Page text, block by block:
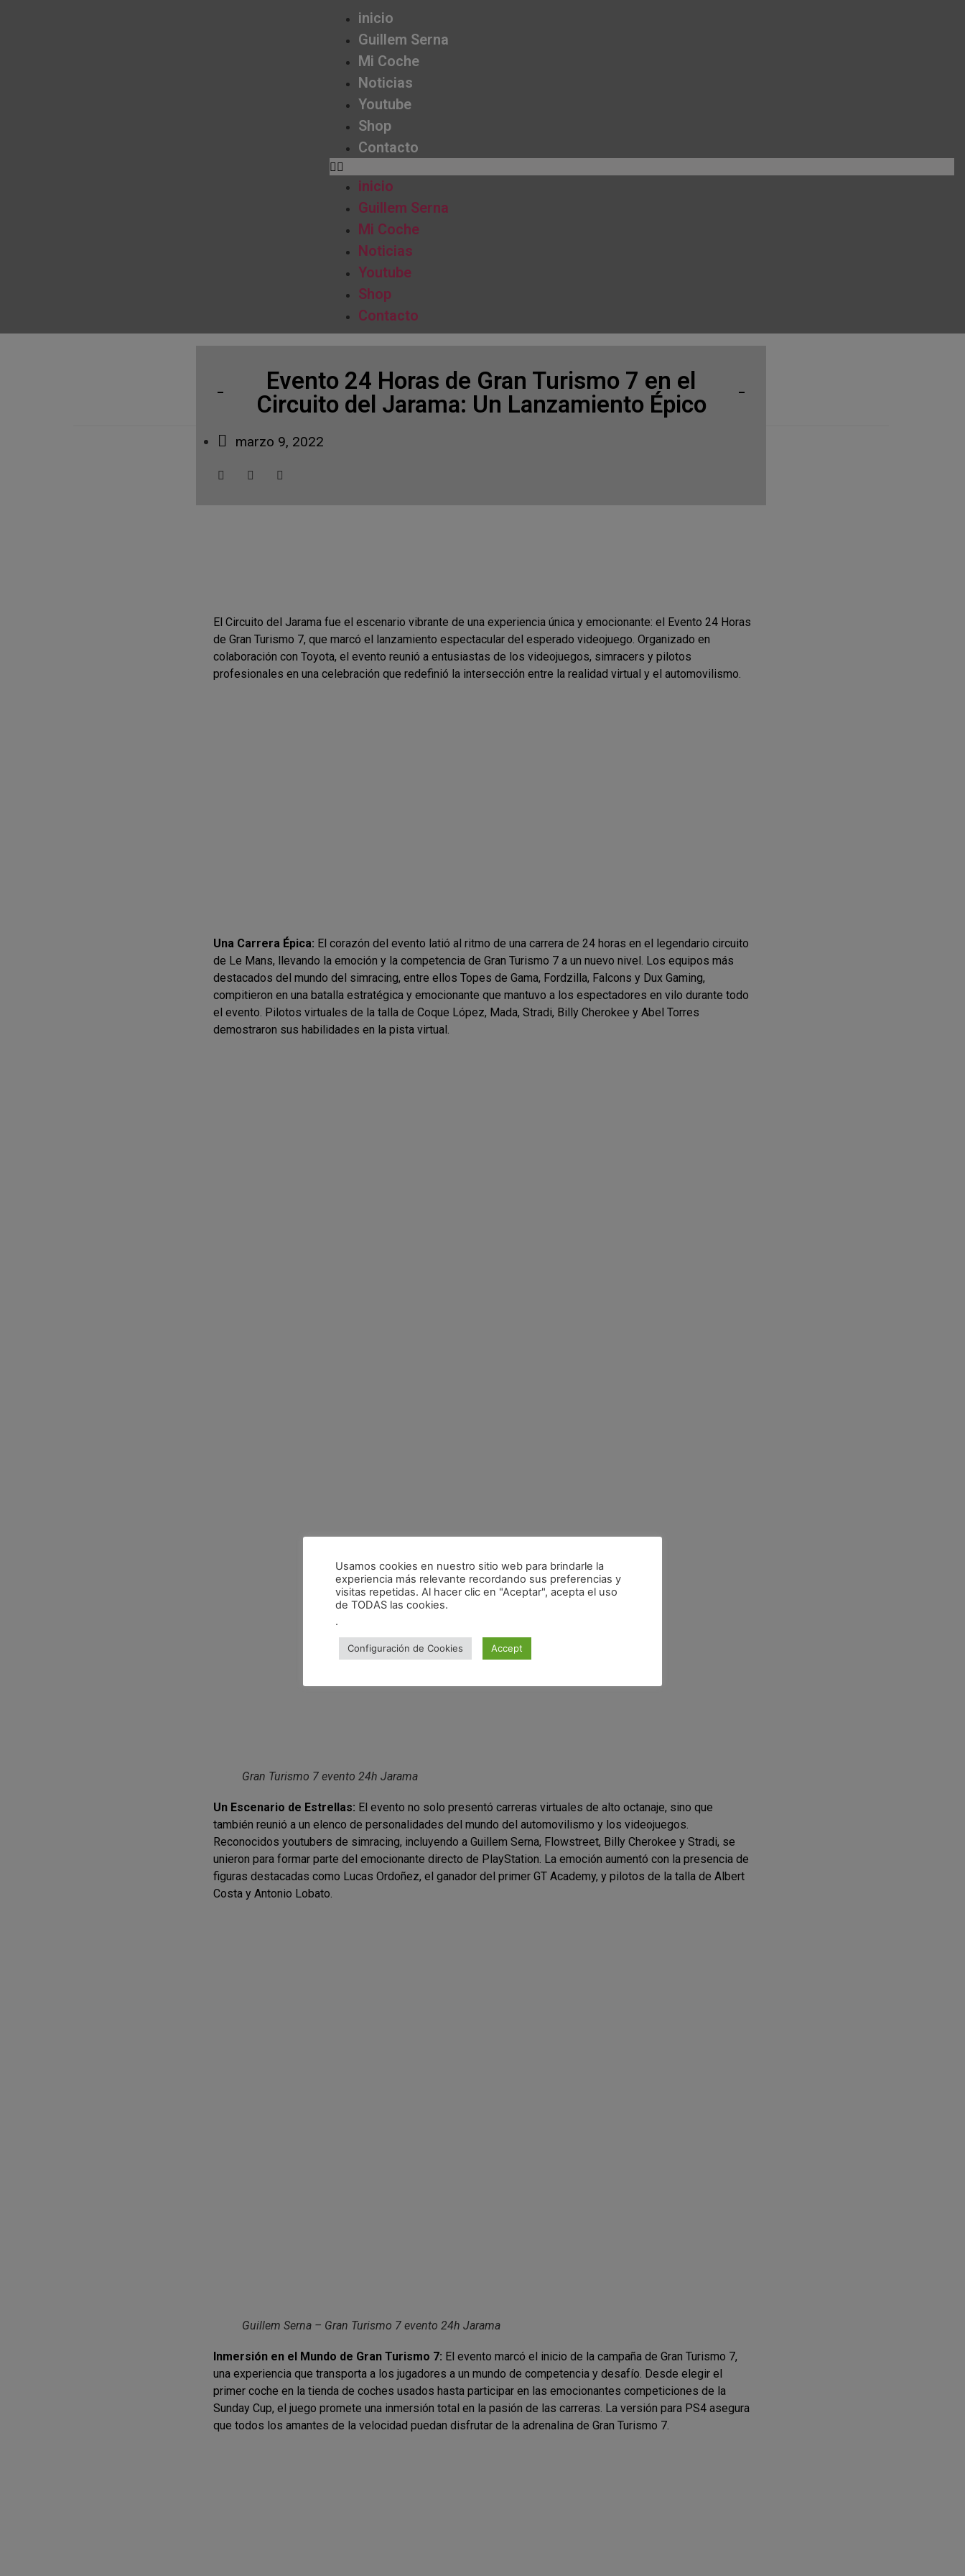
inicio
Guillem Serna
Mi Coche
Noticias
Youtube
Shop
Contacto
inicio
Guillem Serna
Mi Coche
Noticias
Youtube
Shop
Contacto
Evento 24 Horas de Gran Turismo 7 en el
Circuito del Jarama: Un Lanzamiento Épico
marzo 9, 2022
El Circuito del Jarama fue el escenario vibrante de una experiencia única y emocionante: el Evento 24 Horas
de Gran Turismo 7, que marcó el lanzamiento espectacular del esperado videojuego. Organizado en
colaboración con Toyota, el evento reunió a entusiastas de los videojuegos, simracers y pilotos
profesionales en una celebración que redefinió la intersección entre la realidad virtual y el automovilismo.
Una Carrera Épica: El corazón del evento latió al ritmo de una carrera de 24 horas en el legendario circuito
de Le Mans, llevando la emoción y la competencia de Gran Turismo 7 a un nuevo nivel. Los equipos más
destacados del mundo del simracing, entre ellos Topes de Gama, Fordzilla, Falcons y Dux Gaming,
compitieron en una batalla estratégica y emocionante que mantuvo a los espectadores en vilo durante todo
el evento. Pilotos virtuales de la talla de Coque López, Mada, Stradi, Billy Cherokee y Abel Torres
demostraron sus habilidades en la pista virtual.
Gran Turismo 7 evento 24h Jarama
Un Escenario de Estrellas: El evento no solo presentó carreras virtuales de alto octanaje, sino que
también reunió a un elenco de personalidades del mundo del automovilismo y los videojuegos.
Reconocidos youtubers de simracing, incluyendo a Guillem Serna, Flowstreet, Billy Cherokee y Stradi, se
unieron para formar parte del emocionante directo de PlayStation. La emoción aumentó con la presencia de
figuras destacadas como Lucas Ordoñez, el ganador del primer GT Academy, y pilotos de la talla de Albert
Costa y Antonio Lobato.
Guillem Serna – Gran Turismo 7 evento 24h Jarama
Inmersión en el Mundo de Gran Turismo 7: El evento marcó el inicio de la campaña de Gran Turismo 7,
una experiencia que transporta a los jugadores a un mundo de competencia y desafío. Desde elegir el
primer coche en la tienda de coches usados hasta participar en las emocionantes competiciones de la
Sunday Cup, el juego promete una inmersión total en la pasión de las carreras. La versión para PS4 asegura
que todos los amantes de la velocidad puedan disfrutar de la adrenalina de Gran Turismo 7.
Usamos cookies en nuestro sitio web para brindarle la
experiencia más relevante recordando sus preferencias y
visitas repetidas. Al hacer clic en "Aceptar", acepta el uso
de TODAS las cookies.
.
Configuración de Cookies Accept